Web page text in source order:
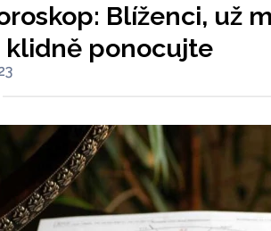
Blíženci, už
klidně ponocujte